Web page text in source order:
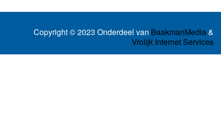
Copyright © 2023 Onderdeel van BaakmanMedia&
Vrolijk Internet Services